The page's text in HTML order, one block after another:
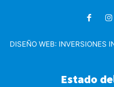
DISEÑO WEB: INVERSIONES
Estado